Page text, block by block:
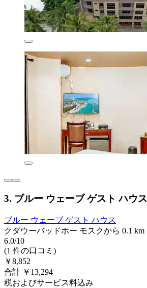
3. ブルー ウェーブ ゲスト ハウス
ブルー ウェーブ ゲスト ハウス
クダウーバッドホー モスクから 0.1 km
6.0/10
(1 件の口コミ)
￥8,852
合計 ￥13,294
税およびサービス料込み